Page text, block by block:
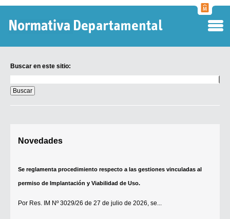
Buscar en este sitio:
en
este
sitio:
Novedades
Se reglamenta procedimiento respecto a las gestiones vinculadas al
permiso de Implantación y Viabilidad de Uso.
Por Res. IM Nº 3029/26 de 27 de julio de 2026, se...